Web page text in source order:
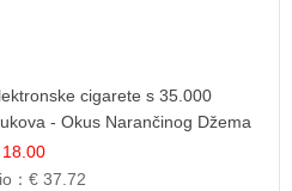
cigarete s 35.000
- Okus Narančinog Džema
Iskustvo
：€ 37.72